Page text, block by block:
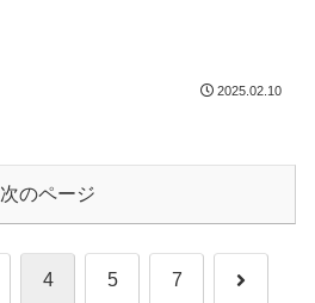
2025.02.10
次のページ
4 5 7 次